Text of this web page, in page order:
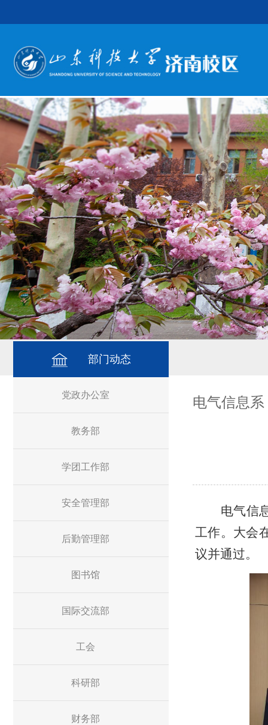
部门动态
党政办公室
教务部
学团工作部
安全管理部
后勤管理部
图书馆
国际交流部
工会
科研部
财务部
电气信息系
电气信
工作。 大会
议并通过。